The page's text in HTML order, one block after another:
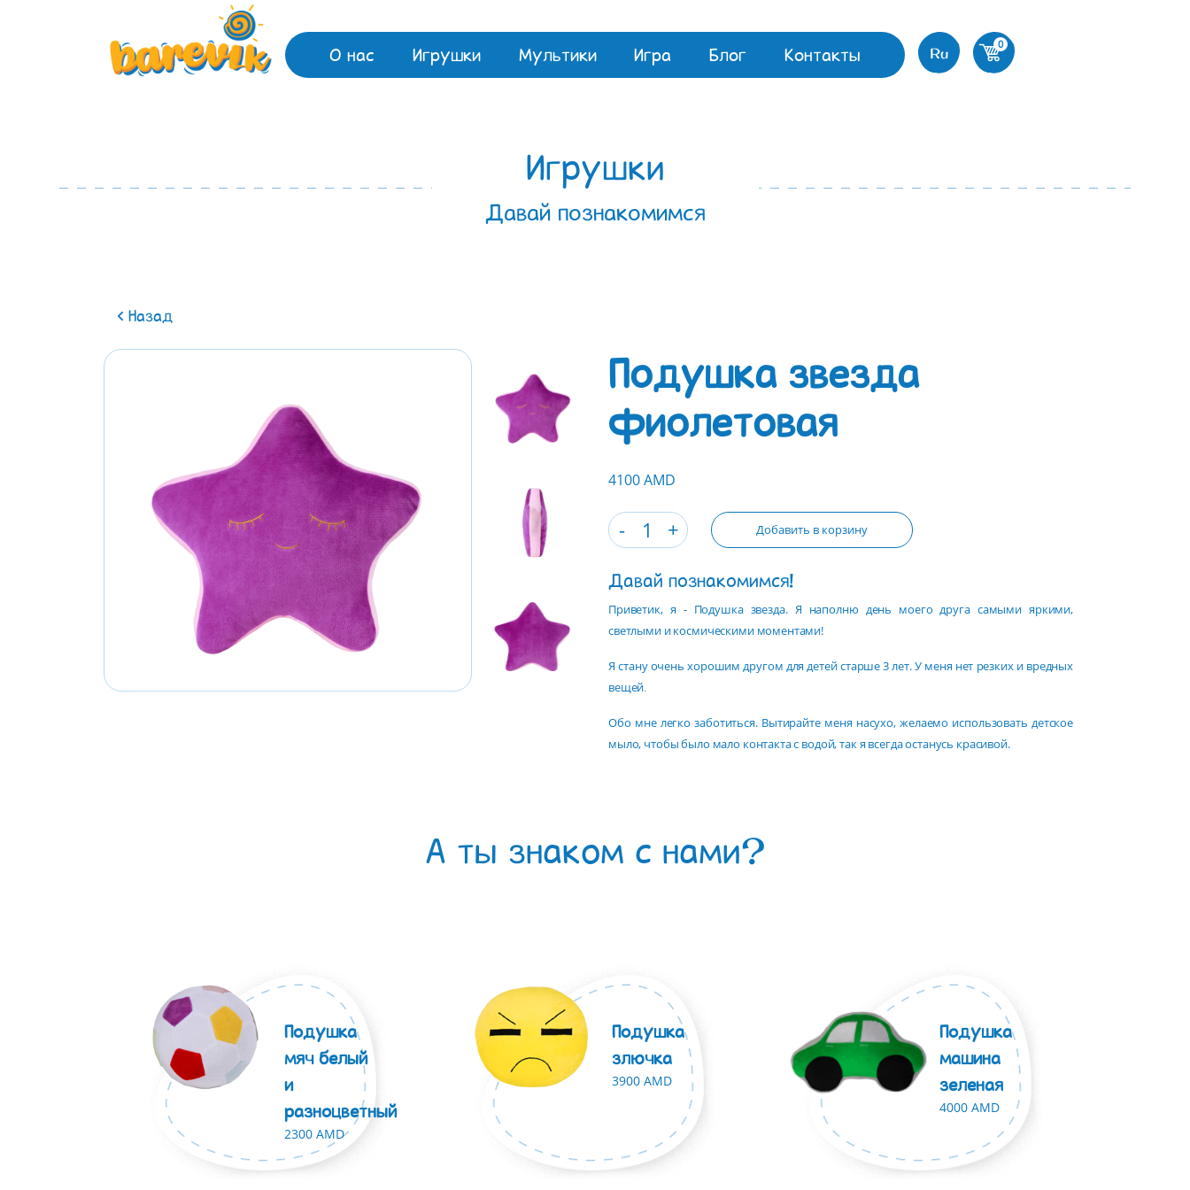
О нас Игрушки Мультики Игра Блог Контакты Ru
0
Игрушки
Давай познакомимся
Назад
Подушка звезда
фиолетовая
4100 AMD
Добавить в корзину
Давай познакомимся!
Приветик, я - Подушка звезда. Я наполню день моего друга самыми яркими,
светлыми и космическими моментами!
Я стану очень хорошим другом для детей старше 3 лет. У меня нет резких и вредных
вещей․
Обо мне легко заботиться. Вытирайте меня насухо, желаемо использовать детское
мыло, чтобы было мало контакта с водой, так я всегда останусь красивой.
А ты знаком с нами?
Подушка
мяч белый
и
разноцветный
2300 AMD
Подушка
злючка
3900 AMD
Подушка
машина
зеленая
4000 AMD